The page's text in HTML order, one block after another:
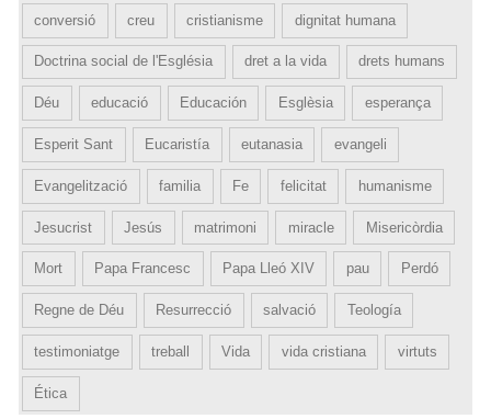
conversió creu cristianisme dignitat humana
Doctrina social de l'Església dret a la vida drets humans
Déu educació Educación Esglèsia esperança
Esperit Sant Eucaristía eutanasia evangeli
Evangelització familia Fe felicitat humanisme
Jesucrist Jesús matrimoni miracle Misericòrdia
Mort Papa Francesc Papa Lleó XIV pau Perdó
Regne de Déu Resurrecció salvació Teología
testimoniatge treball Vida vida cristiana virtuts
Ética